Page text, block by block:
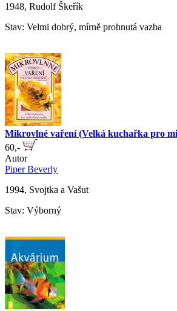
1948, Rudolf Škeřík
Stav: Velmi dobrý, mírně prohnutá vazba
Mikrovlné vaření (Velká kuchařka pro
60,-
Autor
Piper Beverly
1994, Svojtka a Vašut
Stav: Výborný